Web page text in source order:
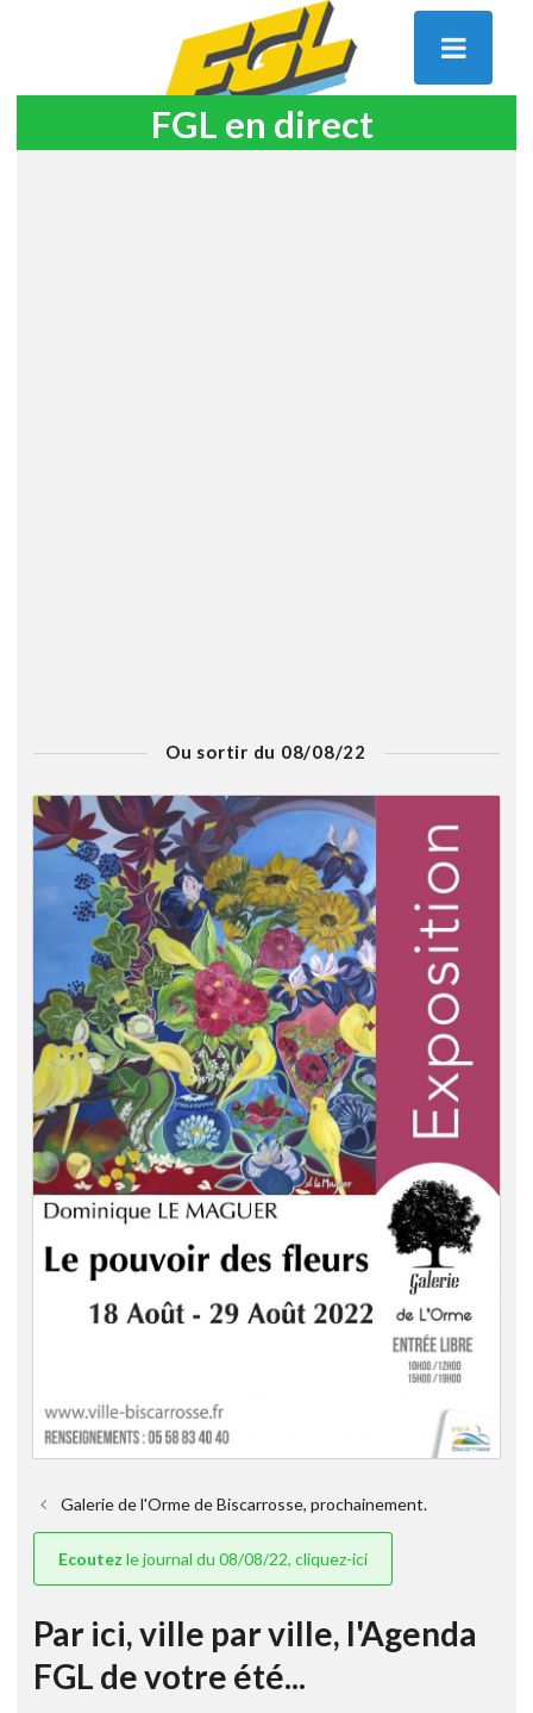
FGL en direct
Ou sortir du 08/08/22
Galerie de l'Orme de Biscarrosse, prochainement.
Ecoutez le journal du 08/08/22, cliquez-ici
Par ici, ville par ville, l'Agenda
FGL de votre été...